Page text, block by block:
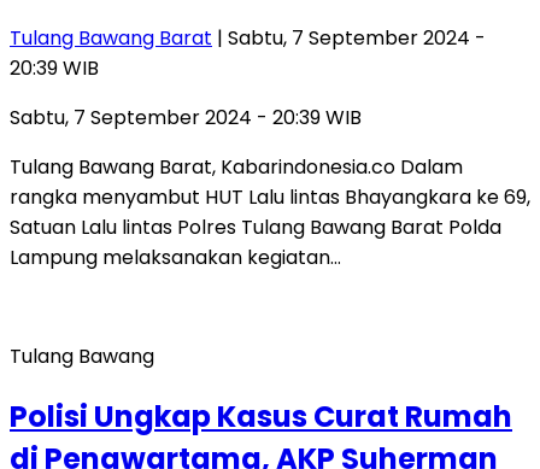
Tulang Bawang Barat | Sabtu, 7 September 2024 -
20:39 WIB
Sabtu, 7 September 2024 - 20:39 WIB
Tulang Bawang Barat, Kabarindonesia.co Dalam
rangka menyambut HUT Lalu lintas Bhayangkara ke 69,
Satuan Lalu lintas Polres Tulang Bawang Barat Polda
Lampung melaksanakan kegiatan…
Tulang Bawang
Polisi Ungkap Kasus Curat Rumah
di Penawartama, AKP Suherman